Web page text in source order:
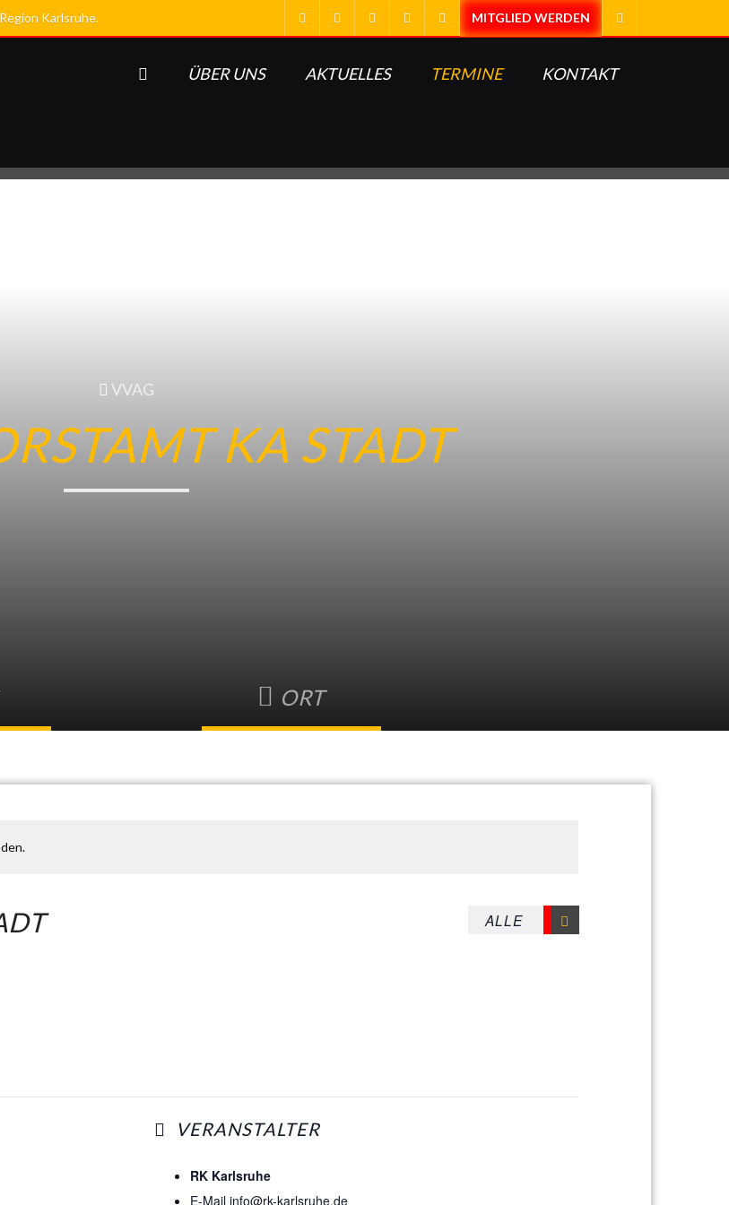
Karlsruhe.
ÜBER UNS AKTUELLES TERMINE KONTAKT
VVAG
KA STADT
ORT
VERANSTALTER
RK Karlsruhe
E-Mail info@rk-karlsruhe.de